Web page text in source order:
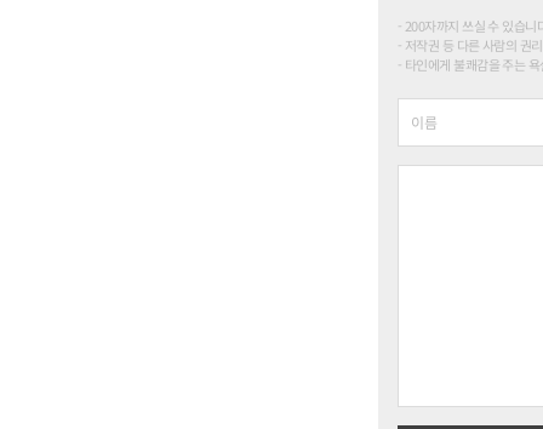
200자까지 쓰실 수 있습
저작권 등 다른 사람의 권
타인에게 불쾌감을 주는